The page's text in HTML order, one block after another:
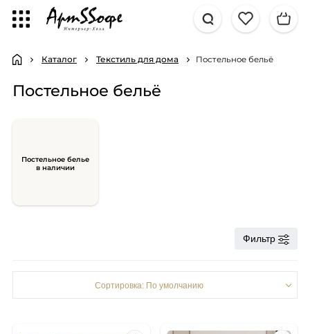
Каталог Текстиль для дома Постельное бельё
Постельное бельё
Постельное белье
в наличии
Фильтр
Сортировка: По умолчанию